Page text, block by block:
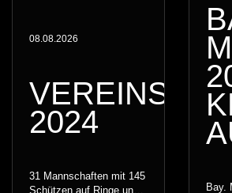
024
08.08.2026
31 Mannschaften mit 145
Schützen auf Ringe und
Bay.